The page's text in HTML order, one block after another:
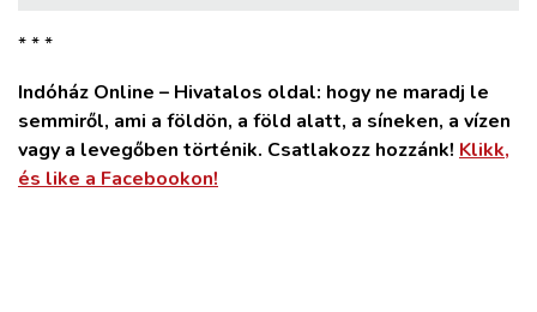
* * *
Indóház Online – Hivatalos oldal: hogy ne maradj le
semmiről, ami a földön, a föld alatt, a síneken, a vízen
vagy a levegőben történik. Csatlakozz hozzánk! Klikk,
és like a Facebookon!